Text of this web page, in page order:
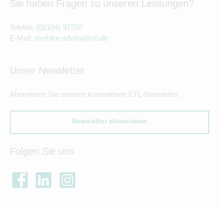
Sie haben Fragen zu unseren Leistungen?
Telefon: (02104) 97250
E-Mail: strehlke-advisa@etl.de
Unser Newsletter
Abonnieren Sie unseren kostenlosen ETL-Newsletter.
Newsletter abonnieren
Folgen Sie uns